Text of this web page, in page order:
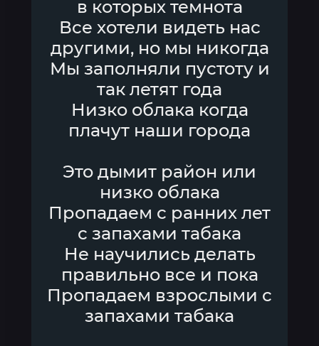
в которых темнота
Все хотели видеть нас
другими, но мы никогда
Мы заполняли пустоту и
так летят года
Низко облака когда
плачут наши города
Это дымит район или
низко облака
Пропадаем с ранних лет
с запахами табака
Не научились делать
правильно все и пока
Пропадаем взрослыми с
запахами табака